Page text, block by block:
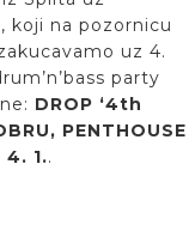
, koji na pozornicu
uz 4.
party
DROP ‘4th
PENTHOUSE
1..